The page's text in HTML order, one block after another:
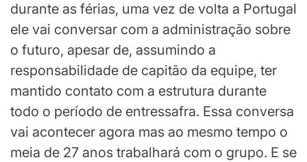
durante as férias, uma vez de volta a Portugal
ele vai conversar com a administração sobre
o futuro, apesar de, assumindo a
responsabilidade de capitão da equipe, ter
mantido contato com a estrutura durante
todo o período de entressafra. Essa conversa
vai acontecer agora mas ao mesmo tempo o
meia de 27 anos trabalhará com o grupo. E se